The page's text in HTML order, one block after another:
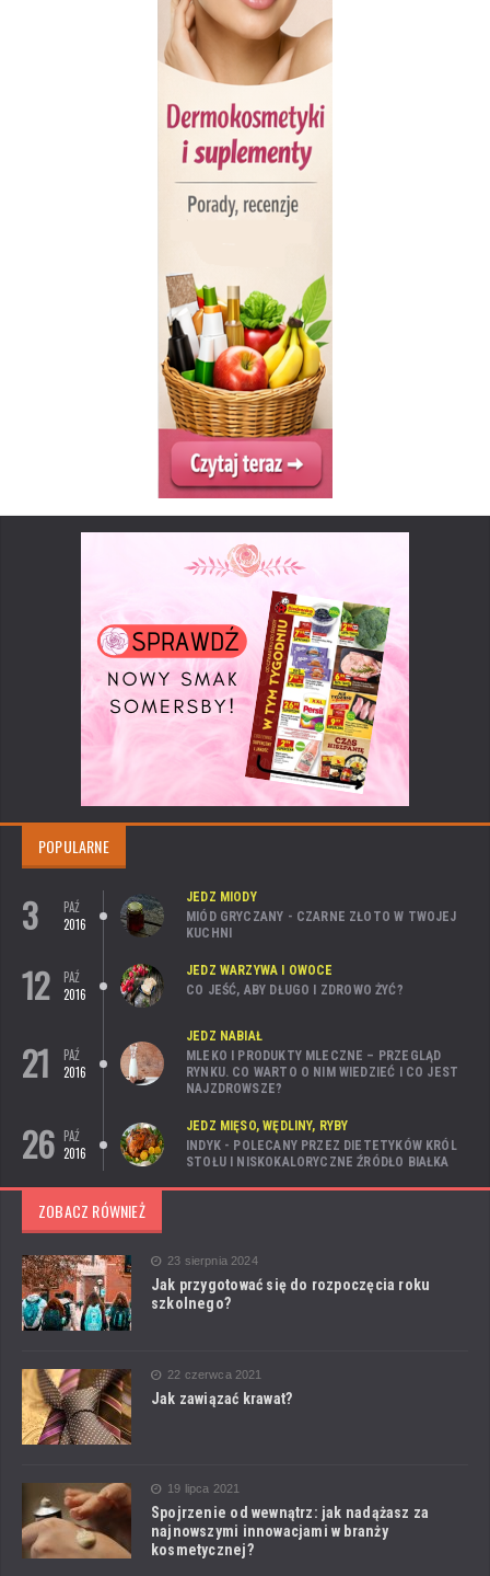
POPULARNE
3
PAŹ
2016
JEDZ MIODY
MIÓD GRYCZANY - CZARNE ZŁOTO W TWOJEJ
KUCHNI
12
PAŹ
2016
JEDZ WARZYWA I OWOCE
CO JEŚĆ, ABY DŁUGO I ZDROWO ŻYĆ?
21
PAŹ
2016
JEDZ NABIAŁ
MLEKO I PRODUKTY MLECZNE – PRZEGLĄD
RYNKU. CO WARTO O NIM WIEDZIEĆ I CO JEST
NAJZDROWSZE?
26 PAŹ
2016
JEDZ MIĘSO, WĘDLINY, RYBY
INDYK - POLECANY PRZEZ DIETETYKÓW KRÓL
STOŁU I NISKOKALORYCZNE ŹRÓDŁO BIAŁKA
ZOBACZ RÓWNIEŻ
23 sierpnia 2024
Jak przygotować się do rozpoczęcia roku
szkolnego?
22 czerwca 2021
Jak zawiązać krawat?
19 lipca 2021
Spojrzenie od wewnątrz: jak nadążasz za
najnowszymi innowacjami w branży
kosmetycznej?